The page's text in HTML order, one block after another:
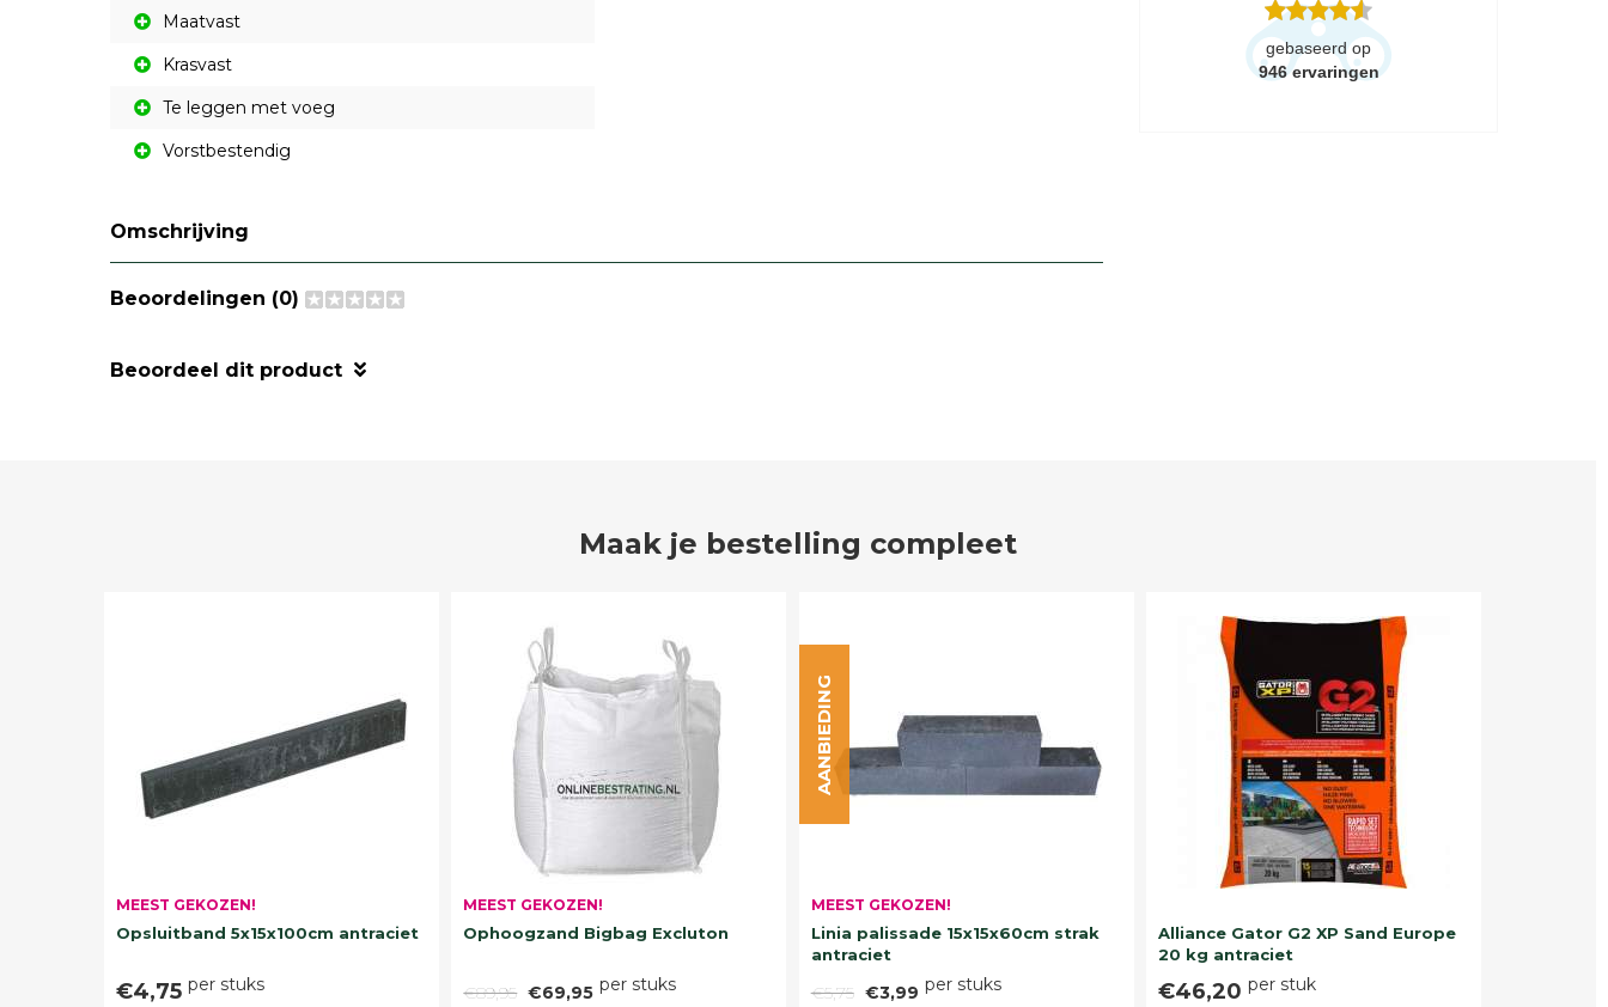
Maatvast
Krasvast
Te leggen met voeg
Vorstbestendig
Omschrijving
Beoordelingen (0)
Beoordeel dit product
gebaseerd op
946 ervaringen
Maak je bestelling compleet
MEEST GEKOZEN!
Opsluitband 5x15x100cm antraciet
€4,75 per stuks
MEEST GEKOZEN!
Ophoogzand Bigbag Excluton
€89,95 €69,95 per stuks
MEEST GEKOZEN!
Linia palissade 15x15x60cm strak
antraciet
€5,75 €3,99 per stuks
AANBIEDING
Alliance Gator G2 XP Sand Europe
20 kg antraciet
€46,20 per stuk